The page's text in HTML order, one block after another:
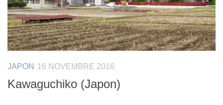
JAPON 16 NOVEMBRE 2016
Kawaguchiko (Japon)